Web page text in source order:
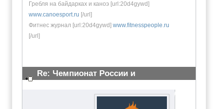
Гребля на байдарках и каноэ [url:20d4gywd]
www.canoesport.ru [/url]
Фитнес журнал [url:20d4gywd] www.fitnesspeople.ru
[/url]
Re: Чемпионат России и
#2234